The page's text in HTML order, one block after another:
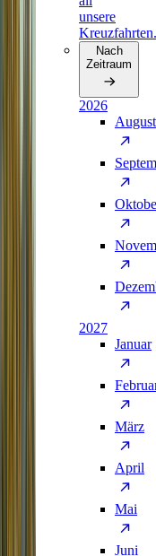
unsere
Kreuzfahrten.
Nach
Zeitraum
2026
August
2027
Januar
März
April
Mai
Juni